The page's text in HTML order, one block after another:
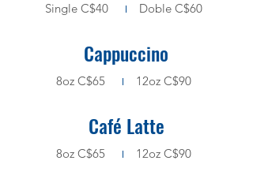
Single C$40 Doble C$60
Cappuccino
8oz C$65 12oz C$90
Café Latte
8oz C$65 12oz C$90